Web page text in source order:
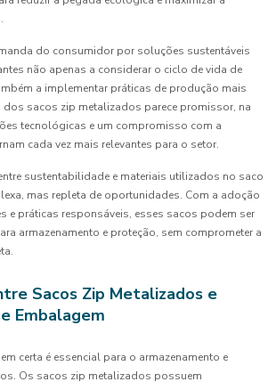
do consumidor por soluções sustentáveis
não apenas a considerar o ciclo de vida de
a implementar práticas de produção mais
dos sacos zip metalizados parece promissor, na
tecnológicas e um compromisso com a
cada vez mais relevantes para o setor.
sustentabilidade e materiais utilizados no saco
mas repleta de oportunidades. Com a adoção
e práticas responsáveis, esses sacos podem ser
armazenamento e proteção, sem comprometer a
Sacos Zip Metalizados e
Embalagem
certa é essencial para o armazenamento e
Os sacos zip metalizados possuem